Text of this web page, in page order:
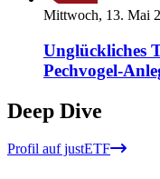
Mittwoch, 13. Mai
Unglückliches
Pechvogel-
Deep Dive
Profil auf justETF